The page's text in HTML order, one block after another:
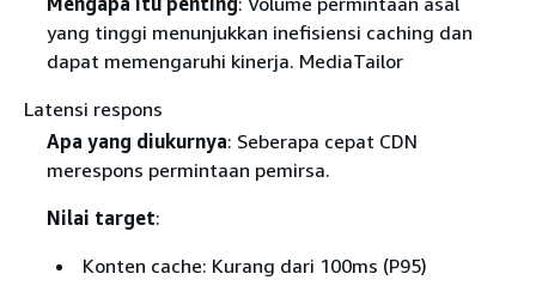
yang tinggi menunjukkan inefisiensi caching dan
dapat memengaruhi kinerja. MediaTailor
Latensi respons
Apa yang diukurnya: Seberapa cepat CDN
merespons permintaan pemirsa.
Nilai target:
Konten cache: Kurang dari 100ms (P95)